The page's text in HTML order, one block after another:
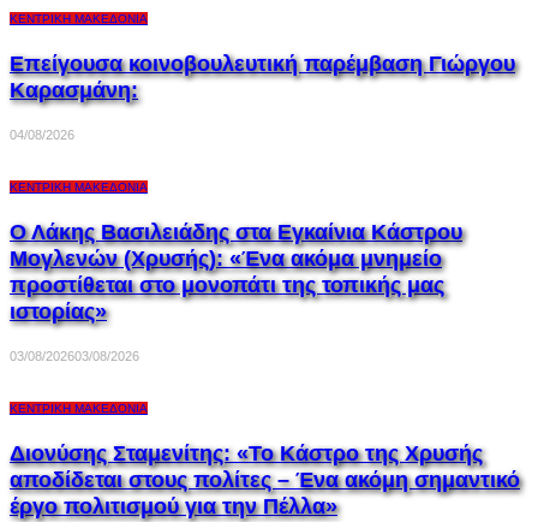
ΚΕΝΤΡΙΚΉ ΜΑΚΕΔΟΝΊΑ
Επείγουσα κοινοβουλευτική παρέμβαση Γιώργου
Καρασμάνη:
04/08/2026
ΚΕΝΤΡΙΚΉ ΜΑΚΕΔΟΝΊΑ
Ο Λάκης Βασιλειάδης στα Εγκαίνια Κάστρου
Μογλενών (Χρυσής): «Ένα ακόμα μνημείο
προστίθεται στο μονοπάτι της τοπικής μας
ιστορίας»
03/08/202603/08/2026
ΚΕΝΤΡΙΚΉ ΜΑΚΕΔΟΝΊΑ
Διονύσης Σταμενίτης: «Το Κάστρο της Χρυσής
αποδίδεται στους πολίτες – Ένα ακόμη σημαντικό
έργο πολιτισμού για την Πέλλα»